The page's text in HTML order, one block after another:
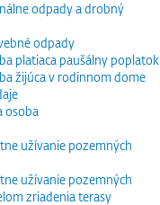
odpady a drobný
odpady
platiaca paušálny poplatok
žijúca v rodinnom dome
osoba
užívanie pozemných
užívanie pozemných
zriadenia terasy